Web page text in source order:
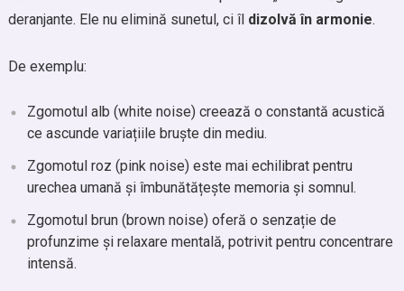
deranjante. Ele nu elimină sunetul, ci îl dizolvă în armonie.
De exemplu:
Zgomotul alb (white noise) creează o constantă acustică
ce ascunde variațiile bruște din mediu.
Zgomotul roz (pink noise) este mai echilibrat pentru
urechea umană și îmbunătățește memoria și somnul.
Zgomotul brun (brown noise) oferă o senzație de
profunzime și relaxare mentală, potrivit pentru concentrare
intensă.